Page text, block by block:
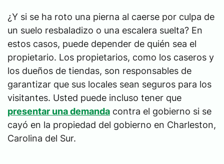
¿Y si se ha roto una pierna al caerse por culpa de
un suelo resbaladizo o una escalera suelta? En
estos casos, puede depender de quién sea el
propietario. Los propietarios, como los caseros y
los dueños de tiendas, son responsables de
garantizar que sus locales sean seguros para los
visitantes. Usted puede incluso tener que
presentar una demanda contra el gobierno si se
cayó en la propiedad del gobierno en Charleston,
Carolina del Sur.